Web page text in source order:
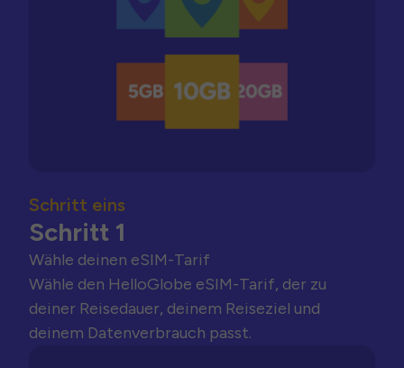
Schritt eins
Schritt 1
Wähle deinen eSIM-Tarif
Wähle den HelloGlobe eSIM-Tarif, der zu
deiner Reisedauer, deinem Reiseziel und
deinem Datenverbrauch passt.